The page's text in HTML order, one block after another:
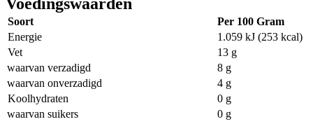
Voedingswaarden
Soort
Per 100 Gram
Energie
1.059 kJ (253 kcal)
Vet
13 g
waarvan verzadigd
8 g
waarvan onverzadigd
4 g
Koolhydraten
0 g
waarvan suikers
0 g